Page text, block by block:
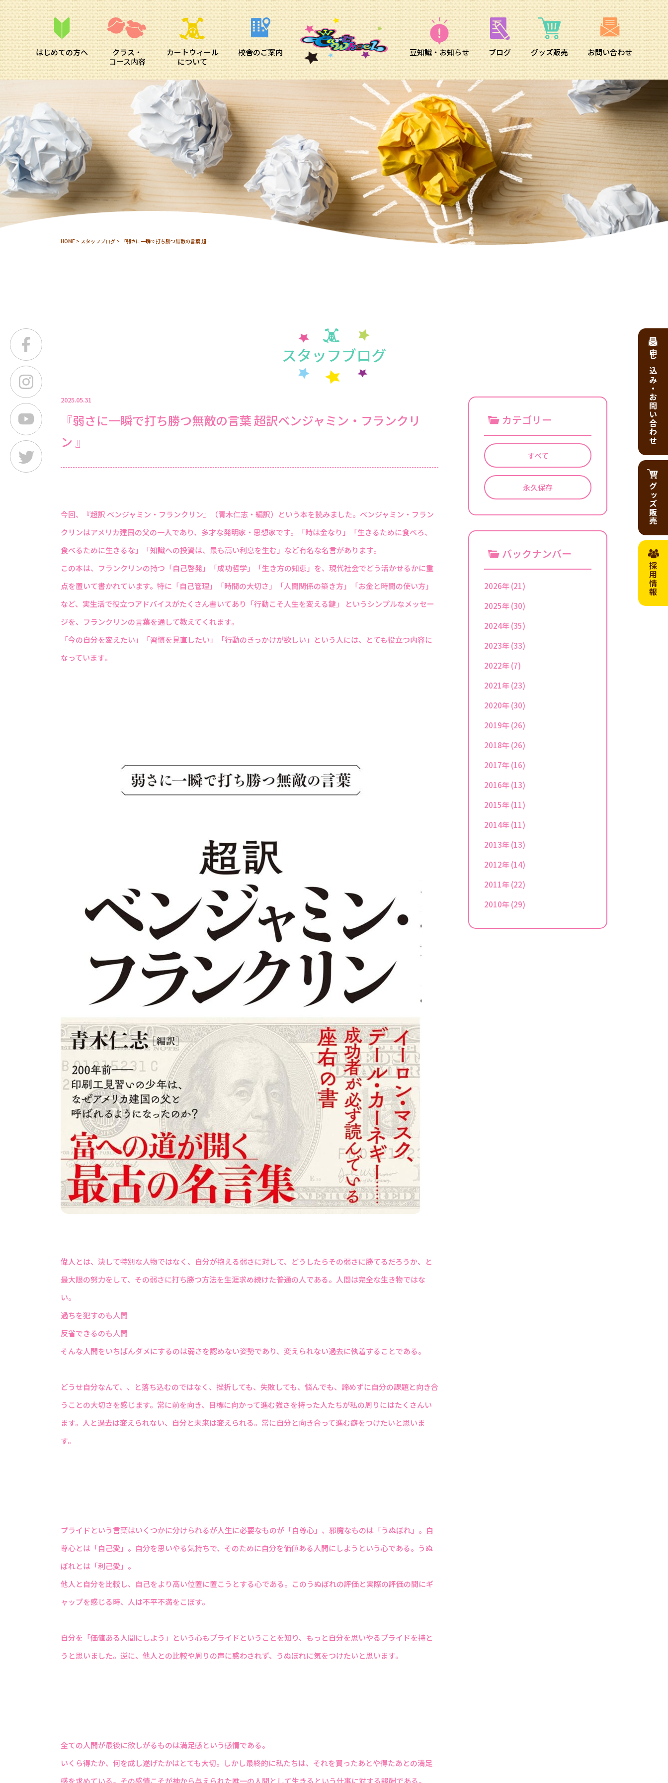
はじめての方へ
クラス・
コース内容
カートウィール
について
校舎のご案内 豆知識・お知らせ ブログ グッズ販売 お問い合わせ
HOME > スタッフブログ > 『弱さに一瞬で打ち勝つ無敵の言葉 超…
申し込み・お問い合わせ
グッズ販売
採用情報
スタッフブログ
2025.05.31
『弱さに一瞬で打ち勝つ無敵の言葉 超訳ベンジャミン・フランクリ
ン 』
今回、『超訳 ベンジャミン・フランクリン』（青木仁志・編訳）という本を読みました。ベンジャミン・フラン
クリンはアメリカ建国の父の一人であり、多才な発明家・思想家です。「時は金なり」「生きるために食べろ、
食べるために生きるな」「知識への投資は、最も高い利息を生む」など有名な名言があります。
この本は、フランクリンの持つ「自己啓発」「成功哲学」「生き方の知恵」を、現代社会でどう活かせるかに重
点を置いて書かれています。特に「自己管理」「時間の大切さ」「人間関係の築き方」「お金と時間の使い方」
など、実生活で役立つアドバイスがたくさん書いてあり「行動こそ人生を変える鍵」 というシンプルなメッセー
ジを、フランクリンの言葉を通して教えてくれます。
「今の自分を変えたい」「習慣を見直したい」「行動のきっかけが欲しい」という人には、とても役立つ内容に
なっています。
偉人とは、決して特別な人物ではなく、自分が抱える弱さに対して、どうしたらその弱さに勝てるだろうか、と
最大限の努力をして、その弱さに打ち勝つ方法を生涯求め続けた普通の人である。人間は完全な生き物ではな
い。
過ちを犯すのも人間
反省できるのも人間
そんな人間をいちばんダメにするのは弱さを認めない姿勢であり、変えられない過去に執着することである。
どうせ自分なんて、、と落ち込むのではなく、挫折しても、失敗しても、悩んでも、諦めずに自分の課題と向き合
うことの大切さを感じます。常に前を向き、目標に向かって進む強さを持った人たちが私の周りにはたくさんい
ます。人と過去は変えられない、自分と未来は変えられる。常に自分と向き合って進む癖をつけたいと思いま
す。
プライドという言葉はいくつかに分けられるが人生に必要なものが「自尊心」、邪魔なものは「うぬぼれ」。自
尊心とは「自己愛」。自分を思いやる気持ちで、そのために自分を価値ある人間にしようという心である。うぬ
ぼれとは「利己愛」。
他人と自分を比較し、自己をより高い位置に置こうとする心である。このうぬぼれの評価と実際の評価の間にギ
ャップを感じる時、人は不平不満をこぼす。
自分を「価値ある人間にしよう」という心もプライドということを知り、もっと自分を思いやるプライドを持と
うと思いました。逆に、他人との比較や周りの声に惑わされず、うぬぼれに気をつけたいと思います。
全ての人間が最後に欲しがるものは満足感という感情である。
いくら得たか、何を成し遂げたかはとても大切。しかし最終的に私たちは、それを買ったあとや得たあとの満足
感を求めている。その感情こそが神から与えられた唯一の人間として生きるという仕事に対する報酬である。
カテゴリー
すべて
永久保存
バックナンバー
2026年(21)
2025年(30)
2024年(35)
2023年(33)
2022年(7)
2021年(23)
2020年(30)
2019年(26)
2018年(26)
2017年(16)
2016年(13)
2015年(11)
2014年(11)
2013年(13)
2012年(14)
2011年(22)
2010年(29)